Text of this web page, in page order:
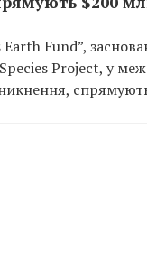
Earth Fund”,
Project, у